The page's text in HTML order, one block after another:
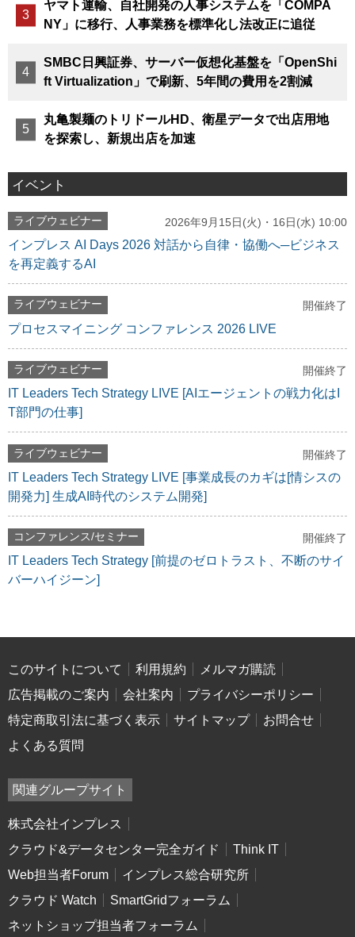
ヤマト運輸、自社開発の人事システムを「COMPA
NY」に移行、人事業務を標準化し法改正に追従
SMBC日興証券、サーバー仮想化基盤を「OpenShi
ft Virtualization」で刷新、5年間の費用を2割減
丸亀製麺のトリドールHD、衛星データで出店用地
を探索し、新規出店を加速
イベント
ライブウェビナー 2026年9月15日(火)・16日(水) 10:00
インプレス AI Days 2026 対話から自律・協働へ─ビジネス
を再定義するAI
ライブウェビナー 開催終了
プロセスマイニング コンファレンス 2026 LIVE
ライブウェビナー 開催終了
IT Leaders Tech Strategy LIVE [AIエージェントの戦力化はI
T部門の仕事]
ライブウェビナー 開催終了
IT Leaders Tech Strategy LIVE [事業成長のカギは[情シスの
開発力] 生成AI時代のシステム開発]
コンファレンス/セミナー 開催終了
IT Leaders Tech Strategy [前提のゼロトラスト、不断のサイ
バーハイジーン]
このサイトについて 利用規約
メルマガ購読
広告掲載のご案内
会社案内
プライバシーポリシー
特定商取引法に基づく表示
サイトマップ
お問合せ
よくある質問
関連グループサイト
株式会社インプレス
クラウド&データセンター完全ガイド
Think IT
Web担当者Forum
インプレス総合研究所
クラウド Watch
SmartGridフォーラム
ネットショップ担当者フォーラム